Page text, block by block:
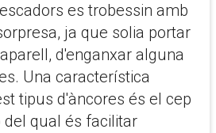
es trobessin amb
ja que solia portar
d'enganxar alguna
Una característica
tipus d'àncores és el cep
qual és facilitar